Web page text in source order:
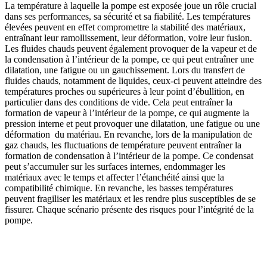
La température à laquelle la pompe est exposée joue un rôle crucial
dans ses performances, sa sécurité et sa fiabilité. Les températures
élevées peuvent en effet compromettre la stabilité des matériaux,
entraînant leur ramollissement, leur déformation, voire leur fusion.
Les fluides chauds peuvent également provoquer de la vapeur et de
la condensation à l’intérieur de la pompe, ce qui peut entraîner une
dilatation, une fatigue ou un gauchissement. Lors du transfert de
fluides chauds, notamment de liquides, ceux-ci peuvent atteindre des
températures proches ou supérieures à leur point d’ébullition, en
particulier dans des conditions de vide. Cela peut entraîner la
formation de vapeur à l’intérieur de la pompe, ce qui augmente la
pression interne et peut provoquer une dilatation, une fatigue ou une
déformation du matériau. En revanche, lors de la manipulation de
gaz chauds, les fluctuations de température peuvent entraîner la
formation de condensation à l’intérieur de la pompe. Ce condensat
peut s’accumuler sur les surfaces internes, endommager les
matériaux avec le temps et affecter l’étanchéité ainsi que la
compatibilité chimique. En revanche, les basses températures
peuvent fragiliser les matériaux et les rendre plus susceptibles de se
fissurer. Chaque scénario présente des risques pour l’intégrité de la
pompe.